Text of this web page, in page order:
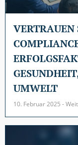
VERTRAUEN
UMWELT
10. Februar 2025 -